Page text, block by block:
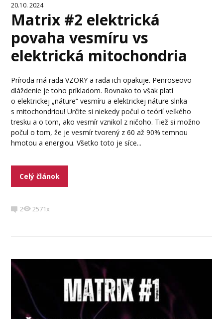
20.10. 2024
Matrix #2 elektrická
povaha vesmíru vs
elektrická mitochondria
Príroda má rada VZORY a rada ich opakuje. Penroseovo
dláždenie je toho príkladom. Rovnako to však platí
o elektrickej „náture“ vesmíru a elektrickej náture slnka
s mitochondriou! Určite si niekedy počul o teórií veľkého
tresku a o tom, ako vesmír vznikol z ničoho. Tiež si možno
počul o tom, že je vesmír tvorený z 60 až 90% temnou
hmotou a energiou. Všetko toto je síce...
Celý článok
2 2571x